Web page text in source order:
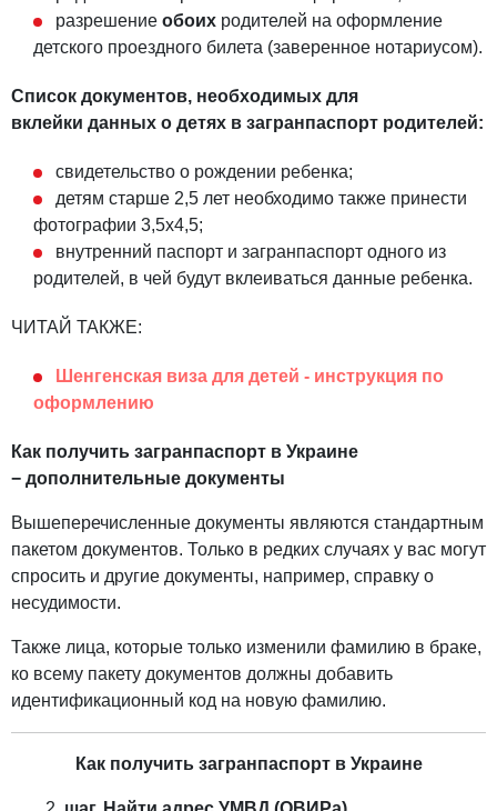
разрешение обоих родителей на оформление
детского проездного билета (заверенное нотариусом).
Список документов, необходимых для
вклейки данных о детях в загранпаспорт родителей:
свидетельство о рождении ребенка;
детям старше 2,5 лет необходимо также принести
фотографии 3,5х4,5;
внутренний паспорт и загранпаспорт одного из
родителей, в чей будут вклеиваться данные ребенка.
ЧИТАЙ ТАКЖЕ:
Шенгенская виза для детей - инструкция по
оформлению
Как получить загранпаспорт в Украине
− дополнительные документы
Вышеперечисленные документы являются стандартным
пакетом документов. Только в редких случаях у вас могут
спросить и другие документы, например, справку о
несудимости.
Также лица, которые только изменили фамилию в браке,
ко всему пакету документов должны добавить
идентификационный код на новую фамилию.
Как получить загранпаспорт в Украине